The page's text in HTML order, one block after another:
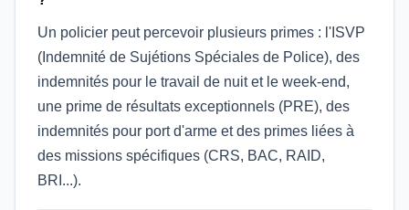
Un policier peut percevoir plusieurs primes : l'ISVP
(Indemnité de Sujétions Spéciales de Police), des
indemnités pour le travail de nuit et le week-end,
une prime de résultats exceptionnels (PRE), des
indemnités pour port d'arme et des primes liées à
des missions spécifiques (CRS, BAC, RAID,
BRI...).